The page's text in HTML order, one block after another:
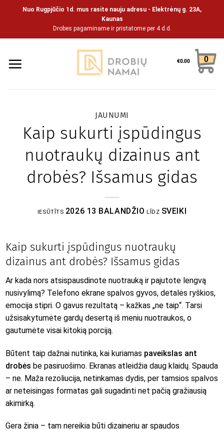
Nuo Rugpjūčio 1d. mus rasite nauju adresu - Elektrėnų g. 23A,
Kaunas
Drobes pagaminame ir pristatome per 4 d.d.
€0.00 0
JAUNUMI
Kaip sukurti įspūdingus
nuotraukų dizainus ant
drobės? Išsamus gidas
IESŪTĪTS 2026 13 BALANDŽIO LĪDZ SVEIKI
Kaip sukurti įspūdingus nuotraukų
dizainus ant drobės? Išsamus gidas
Ar kada nors atsispausdinote nuotrauką ir pajutote lengvą
nusivylimą? Telefono ekrane spalvos gyvos, detalės ryškios,
emocija stipri. O gavus rezultatą – kažkas „ne taip“. Tarsi
užsisakytumėte gardų desertą iš meniu nuotraukos, o
gautumėte visai kitokią porciją.
Būtent taip dažnai nutinka, kai kuriamas paveikslas ant
drobės be pasiruošimo. Ekranas atleidžia daug klaidų. Spauda
– ne. Maža rezoliucija, netinkamas dydis, per tamsios spalvos
ar neteisingas formatas gali sugadinti net pačią gražiausią
akimirką.
Gera žinia – tam nereikia būti dizaineriu ar spaudos